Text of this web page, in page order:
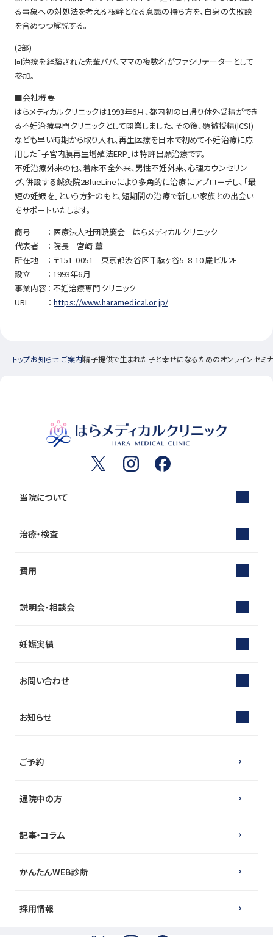
る事象への対処法を考える根幹となる意識の持ち方を、自身の失敗談
を含めつつ解説する。
(2部)
同治療を経験された先輩パパ、ママの複数名がファシリテーターとして
参加。
■会社概要
はらメディカルクリニックは1993年6月、都内初の日帰り体外受精ができ
る不妊治療専門クリニックとして開業しました。その後、顕微授精(ICSI)
なども早い時期から取り入れ、再生医療を日本で初めて不妊治療に応
用した「子宮内膜再生増殖法ERP」は特許出願治療です。
不妊治療外来の他、着床不全外来、男性不妊外来、心理カウンセリン
グ、併設する鍼灸院2BlueLineにより多角的に治療にアプローチし、「最
短の妊娠を」という方針のもと、短期間の治療で新しい家族との出会い
をサポートいたします。
商号 ： 医療法人社団暁慶会 はらメディカルクリニック
代表者 ： 院長 宮崎 薫
所在地 ： 〒151-0051 東京都渋谷区千駄ヶ谷5-8-10 巌ビル2F
設立 ： 1993年6月
事業内容： 不妊治療専門クリニック
URL ：https://www.haramedical.or.jp/
トップお知らせ ご案内精子提供で生まれた子と幸せになるためのオンラインセミ
当院について
治療・検査
費用
説明会・相談会
妊娠実績
お問い合わせ
お知らせ
通院中の方
ご予約
記事・コラム
かんたんWEB診断
採用情報